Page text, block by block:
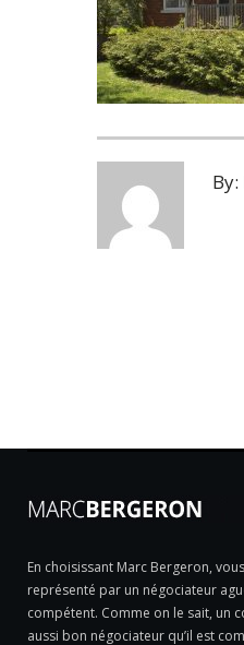
By:
En choisissant Marc Bergeron,
représenté par un négociateur
compétent. Comme on le sait, un
aussi bon négociateur qu’il est